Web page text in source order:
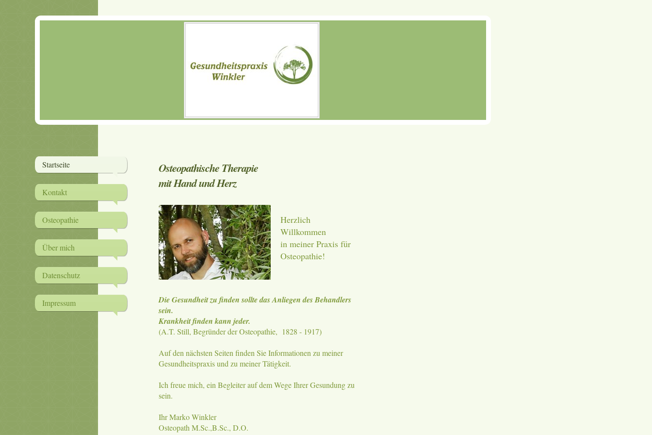
Startseite
Kontakt
Osteopathie
Über mich
Datenschutz
Impressum
Osteopathische Therapie
mit Hand und Herz
Herzlich
Willkommen
in meiner Praxis für
Osteopathie!
Die Gesundheit zu finden sollte das Anliegen des Behandlers
sein.
Krankheit finden kann jeder.
(A.T. Still, Begründer der Osteopathie, 1828 - 1917)
Auf den nächsten Seiten finden Sie Informationen zu meiner
Gesundheitspraxis und zu meiner Tätigkeit.
Ich freue mich, ein Begleiter auf dem Wege Ihrer Gesundung zu
sein.
Ihr Marko Winkler
Osteopath M.Sc.,B.Sc., D.O.